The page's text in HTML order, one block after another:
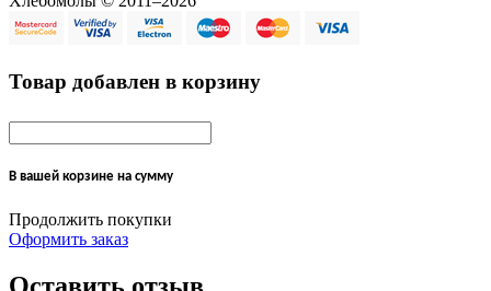
Товар добавлен в корзину
В вашей корзине на сумму
Продолжить покупки
Оформить заказ